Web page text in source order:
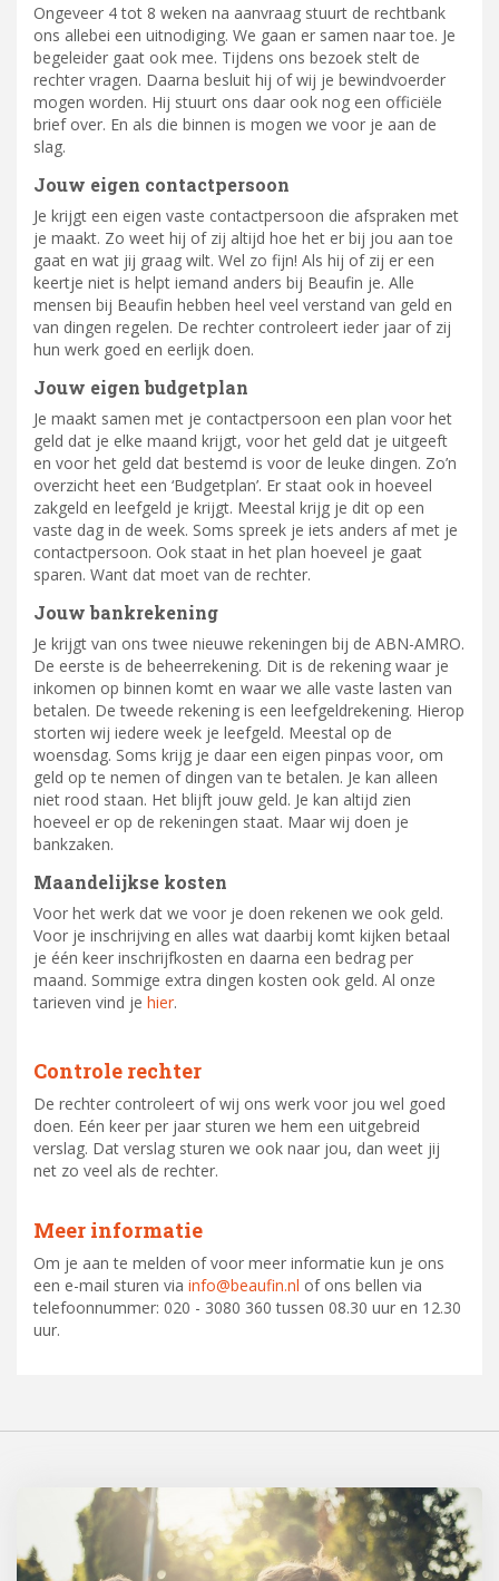
Ongeveer 4 tot 8 weken na aanvraag stuurt de rechtbank
ons allebei een uitnodiging. We gaan er samen naar toe. Je
begeleider gaat ook mee. Tijdens ons bezoek stelt de
rechter vragen. Daarna besluit hij of wij je bewindvoerder
mogen worden. Hij stuurt ons daar ook nog een officiële
brief over. En als die binnen is mogen we voor je aan de
slag.
Jouw eigen contactpersoon
Je krijgt een eigen vaste contactpersoon die afspraken met
je maakt. Zo weet hij of zij altijd hoe het er bij jou aan toe
gaat en wat jij graag wilt. Wel zo fijn! Als hij of zij er een
keertje niet is helpt iemand anders bij Beaufin je. Alle
mensen bij Beaufin hebben heel veel verstand van geld en
van dingen regelen. De rechter controleert ieder jaar of zij
hun werk goed en eerlijk doen.
Jouw eigen budgetplan
Je maakt samen met je contactpersoon een plan voor het
geld dat je elke maand krijgt, voor het geld dat je uitgeeft
en voor het geld dat bestemd is voor de leuke dingen. Zo’n
overzicht heet een ‘Budgetplan’. Er staat ook in hoeveel
zakgeld en leefgeld je krijgt. Meestal krijg je dit op een
vaste dag in de week. Soms spreek je iets anders af met je
contactpersoon. Ook staat in het plan hoeveel je gaat
sparen. Want dat moet van de rechter.
Jouw bankrekening
Je krijgt van ons twee nieuwe rekeningen bij de ABN-AMRO.
De eerste is de beheerrekening. Dit is de rekening waar je
inkomen op binnen komt en waar we alle vaste lasten van
betalen. De tweede rekening is een leefgeldrekening. Hierop
storten wij iedere week je leefgeld. Meestal op de
woensdag. Soms krijg je daar een eigen pinpas voor, om
geld op te nemen of dingen van te betalen. Je kan alleen
niet rood staan. Het blijft jouw geld. Je kan altijd zien
hoeveel er op de rekeningen staat. Maar wij doen je
bankzaken.
Maandelijkse kosten
Voor het werk dat we voor je doen rekenen we ook geld.
Voor je inschrijving en alles wat daarbij komt kijken betaal
je één keer inschrijfkosten en daarna een bedrag per
maand. Sommige extra dingen kosten ook geld. Al onze
tarieven vind je hier.
Controle rechter
De rechter controleert of wij ons werk voor jou wel goed
doen. Eén keer per jaar sturen we hem een uitgebreid
verslag. Dat verslag sturen we ook naar jou, dan weet jij
net zo veel als de rechter.
Meer informatie
Om je aan te melden of voor meer informatie kun je ons
een e-mail sturen via info@beaufin.nl of ons bellen via
telefoonnummer: 020 - 3080 360 tussen 08.30 uur en 12.30
uur.